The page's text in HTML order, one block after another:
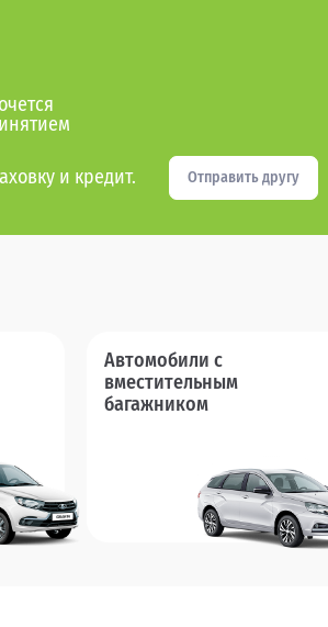
и кредит. Отправить другу
Автомобили с
вместительным
багажником